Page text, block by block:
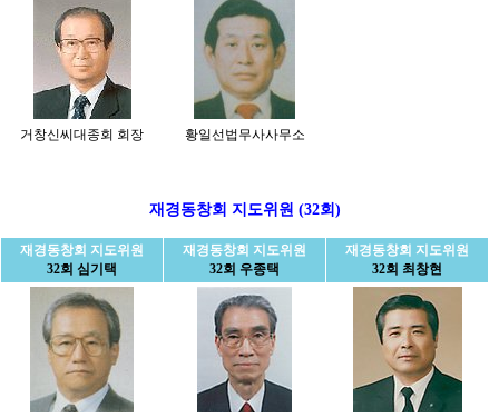
거창신씨대종회 회장 황일선법무사사무소
재경동창회 지도위원 (32회)
재경동창회 지도위원
32회 심기택
재경동창회 지도위원
32회 우종택
재경동창회 지도위원
32회 최창현